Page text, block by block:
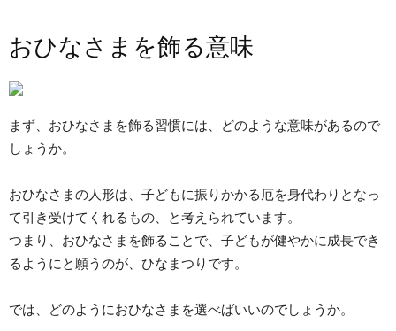
おひなさまを飾る意味
まず、おひなさまを飾る習慣には、どのような意味があるので
しょうか。
おひなさまの人形は、子どもに振りかかる厄を身代わりとなっ
て引き受けてくれるもの、と考えられています。
つまり、おひなさまを飾ることで、子どもが健やかに成長でき
るようにと願うのが、ひなまつりです。
では、どのようにおひなさまを選べばいいのでしょうか。